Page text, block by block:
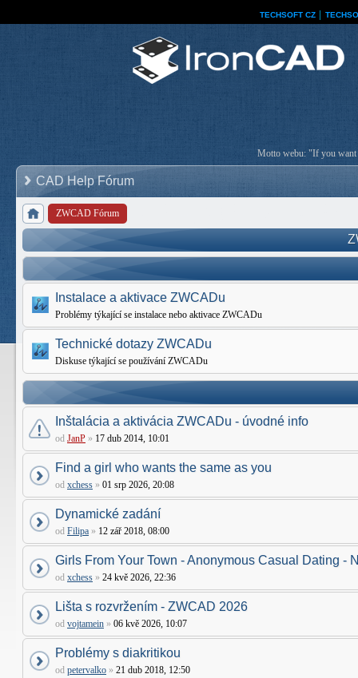
TECHSOFT CZ
Motto webu: "If you want
CAD Help Fórum
ZWCAD Fórum
Instalace a aktivace ZWCADu
Problémy týkající se instalace nebo aktivace ZWCADu
Technické dotazy ZWCADu
Diskuse týkající se používání ZWCADu
Inštalácia a aktivácia ZWCADu - úvodné info
od JanP » 17 dub 2014, 10:01
Find a girl who wants the same as you
od xchess » 01 srp 2026, 20:08
Dynamické zadání
od Filipa » 12 zář 2018, 08:00
Girls From Your Town - Anonymous Casual Dating -
od xchess » 24 kvě 2026, 22:36
Lišta s rozvržením - ZWCAD 2026
od vojtamein » 06 kvě 2026, 10:07
Problémy s diakritikou
od petervalko » 21 dub 2018, 12:50